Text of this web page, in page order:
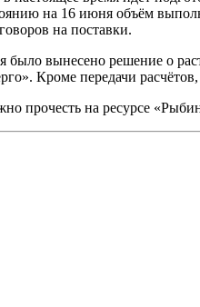
на 16 июня объём
на поставки.
вынесено решение о
Кроме передачи
прочесть на ресурсе